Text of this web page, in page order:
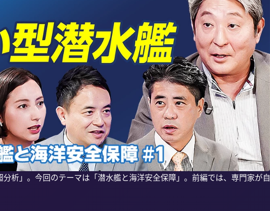
析」。今回のテーマは「潜水艦と海洋安全保障」。前編では、専門家が自